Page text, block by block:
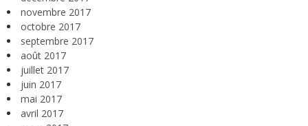
novembre 2017
octobre 2017
septembre 2017
août 2017
juillet 2017
juin 2017
mai 2017
avril 2017